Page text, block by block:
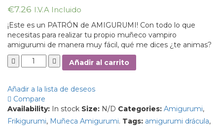
€7.26 I.V.A Incluido
¡Este es un PATRÓN de AMIGURUMI! Con todo lo que
necesitas para realizar tu propio muñeco vampiro
amigurumi de manera muy fácil, qué me dices ¿te animas?
Añadir al carrito
Añadir a la lista de deseos
Compare
Availability: In stock Size: N/D Categories: Amigurumi,
Frikigurumi, Muñeca Amigurumi. Tags: amigurumi drácula,